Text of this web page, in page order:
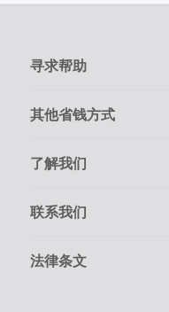
在点击进入商家购物前
100天内提交返利索赔
寻求帮助
其他省钱方式
了解我们
联系我们
法律条文